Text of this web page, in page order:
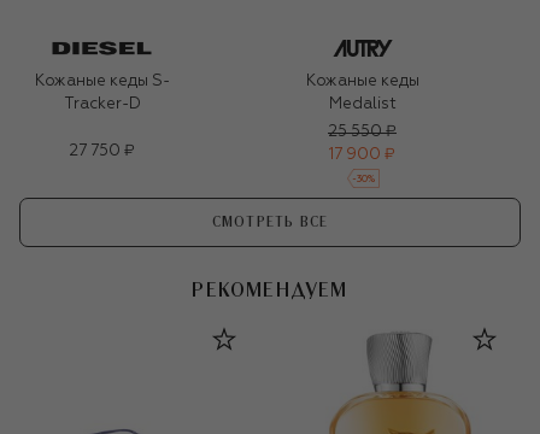
Кожаные кеды S-
Tracker-D
27 750 ₽
Кожаные кеды
Medalist
25 550 ₽
17 900 ₽
-30%
СМОТРЕТЬ ВСЕ
РЕКОМЕНДУЕМ